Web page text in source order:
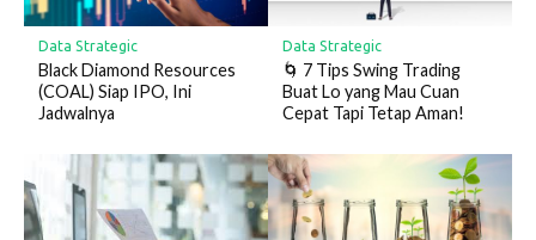
Data Strategic
Black Diamond Resources
(COAL) Siap IPO, Ini
Jadwalnya
Data Strategic
🌀 7 Tips Swing Trading
Buat Lo yang Mau Cuan
Cepat Tapi Tetap Aman!